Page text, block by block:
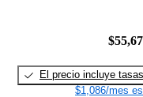
El precio incluye tasas
$1,086/mes